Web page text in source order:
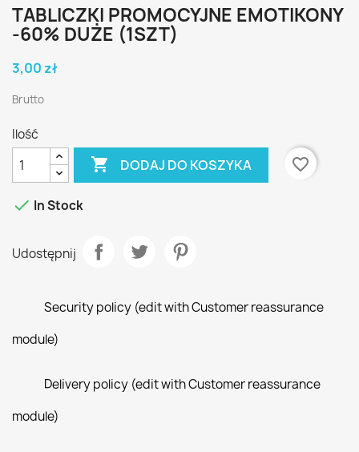
TABLICZKI PROMOCYJNE EMOTIKONY
-60% DUŻE (1SZT)
3,00 zł
Brutto
Ilość
 DODAJ DO KOSZYKA favorite_border
 In Stock
Udostępnij
Security policy (edit with Customer reassurance
module)
Delivery policy (edit with Customer reassurance
module)